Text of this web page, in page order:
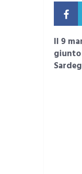
Il 9
giunto